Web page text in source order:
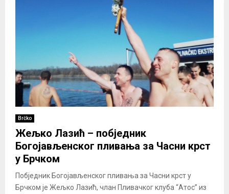
Brčko
Жељко Лазић – побједник
Богојављенског пливања за Часни крст
у Брчком
Побједник Богојављенског пливања за Часни крст у
Брчком је Жељко Лазић, члан Пливачког клуба “Атос” из